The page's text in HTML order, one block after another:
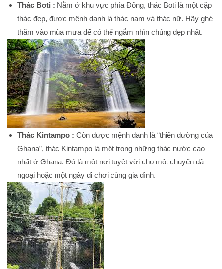
Thác Boti : Nằm ở khu vực phía Đông, thác Boti là một cặp
thác đẹp, được mệnh danh là thác nam và thác nữ. Hãy ghé
thăm vào mùa mưa để có thể ngắm nhìn chúng đẹp nhất.
Thác Kintampo : Còn được mệnh danh là “thiên đường của
Ghana”, thác Kintampo là một trong những thác nước cao
nhất ở Ghana. Đó là một nơi tuyệt vời cho một chuyến dã
ngoại hoặc một ngày đi chơi cùng gia đình.